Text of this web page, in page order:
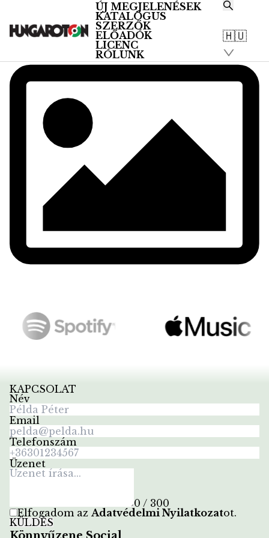
ÚJ MEGJELENÉSEK
KATALÓGUS
SZERZŐK
ELŐADÓK
LICENC
RÓLUNK
🇭🇺
KAPCSOLAT
Név
Email
Telefonszám
Üzenet
0 / 300
Elfogadom az Adatvédelmi Nyilatkozatot.
KÜLDÉS